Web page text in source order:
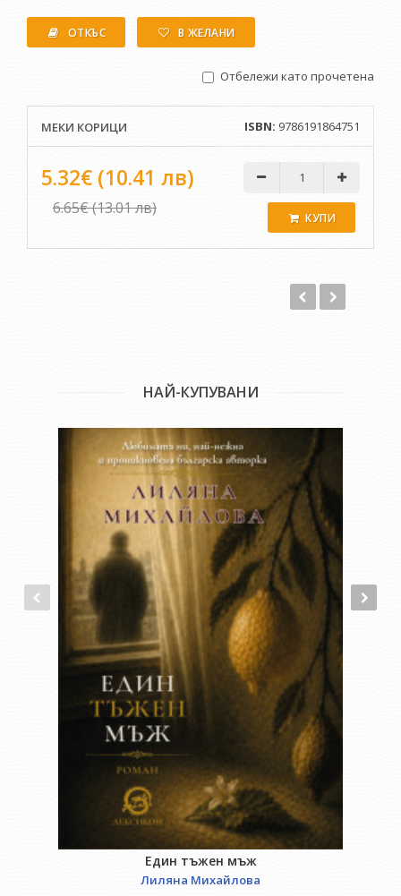
пространствата изглеждат все още (или вече)
неразчленени, свят, в който гравитацията постоянно
и нас са дотолкова променливи, че стават невалидни. И
когато разговаря с тях?
Разбира се, книгата нито поставя тези въпроси, нито им
отговаря. Тя перформира себе си и умело поглъща
читателите си като във фуния, така че гласовете им да се
слеят с нейния глас. А той е обаятелен най-вече с това, че е
интонационно освободен от всякакви опити да твърди или
недетерминиран, обърнат срещу собствените си
„Тигърът поиска, човекът обеща“ е книга-мрежа.
паяжина. Изисква се внимателно и деликатно четене, за да
се запазят здрави и трептящи тези преходи и връзки.
Защото това е поезия, която има толкова общо с музиката,
че добрият й прочит изисква „точен слух“, тишина и
отворени сетива.
Никола Маринов е роден в София през 1988 г.Завършва
философия в СУ "Св. Климент Охридски".
Публикувал е стихотворения в "Литературен вестник".
Негова музика е издадена в българския фрий нет лейбъл
mahorka.org под псевдонимите wayab и kanelen pluh.
ОТКЪС В ЖЕЛАНИ
Отбележи като прочетена
МЕКИ КОРИЦИ ISBN: 9786191864751
5.32€ (10.41 лв)
6.65€ (13.01 лв)
КУПИ
НАЙ-КУПУВАНИ
Един тъжен мъж
Лиляна Михайлова